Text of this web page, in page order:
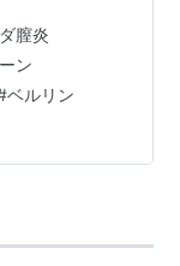
ろん、黒ずみ
あげる事はと
そのまま普通
？ デリケート
保つ必要があ
膣炎
ン
ベルリン